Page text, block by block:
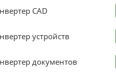
CAD
устройств
документов